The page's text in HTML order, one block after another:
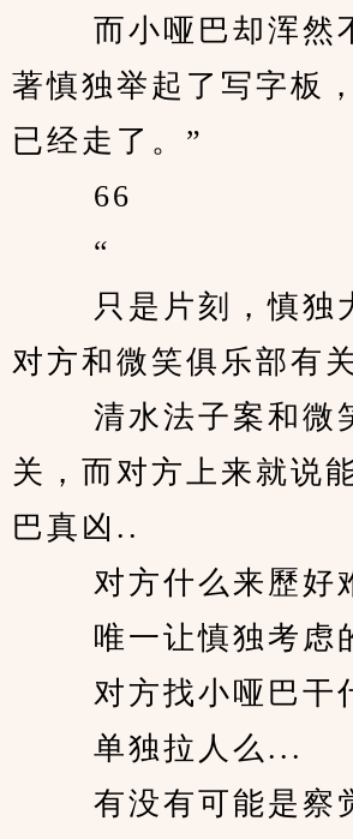
而小哑巴却浑然
著慎独举起了写字板
已经走了。”
66
“
只是片刻，慎独
对方和微笑俱乐部有
清水法子案和微
关，而对方上来就说
巴真凶..
对方什么来歷好
唯一让慎独考虑
对方找小哑巴干
单独拉人么...
有没有可能是察